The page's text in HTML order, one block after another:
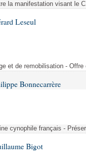
la manifestation visant le
Leseul
et de remobilisation -
Bonnecarrère
cynophile français -
Bigot